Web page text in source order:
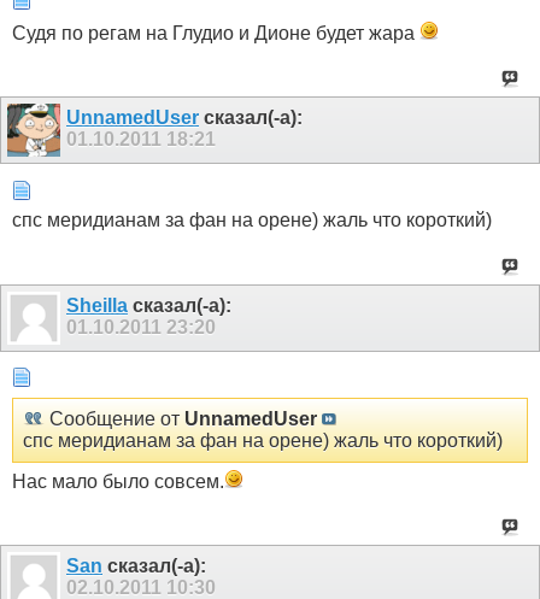
Судя по регам на Глудио и Дионе будет жара
UnnamedUser сказал(-а):
01.10.2011 18:21
спс меридианам за фан на орене) жаль что короткий)
Sheilla сказал(-а):
01.10.2011 23:20
Сообщение от UnnamedUser
спс меридианам за фан на орене) жаль что короткий)
Нас мало было совсем.
San сказал(-а):
02.10.2011 10:30